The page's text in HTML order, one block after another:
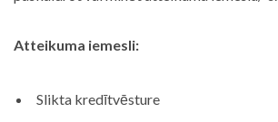
Atteikuma iemesli:
Slikta kredītvēsture